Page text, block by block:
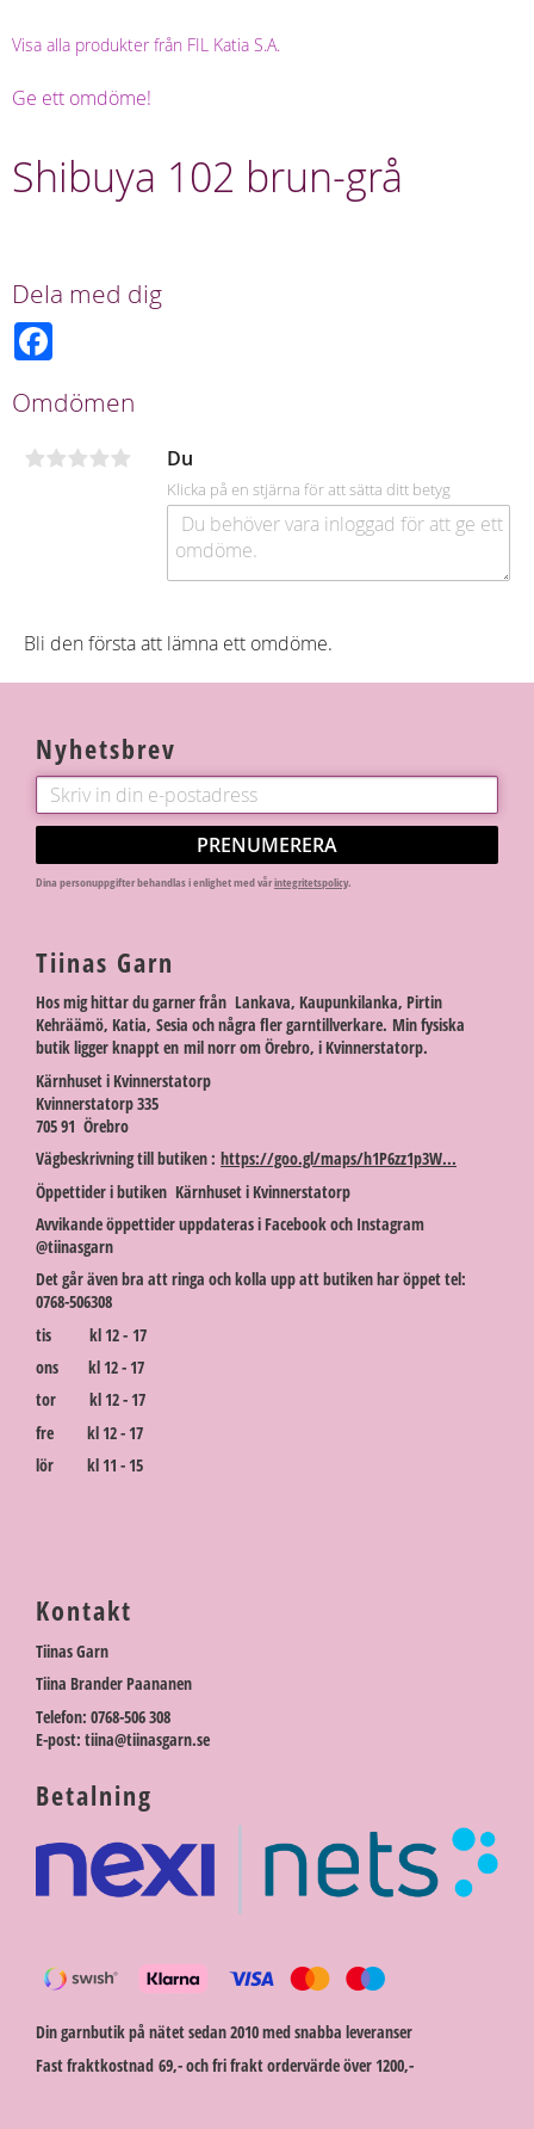
Visa alla produkter från FIL Katia S.A.
Ge ett omdöme!
Shibuya 102 brun-grå
Dela med dig
b
o
k
Omdömen
Du
Klicka på en stjärna för att sätta ditt betyg
Bli den första att lämna ett omdöme.
Nyhetsbrev
PRENUMERERA
Dina personuppgifter behandlas i enlighet med vårintegritetspolicy.
Tiinas Garn
Hos mig hittar du garner från Lankava, Kaupunkilanka, Pirtin
Kehräämö, Katia, Sesia och några fler garntillverkare. Min fysiska
butik ligger knappt en mil norr om Örebro, i Kvinnerstatorp.
Kärnhuset i Kvinnerstatorp
Kvinnerstatorp 335
705 91 Örebro
Vägbeskrivning till butiken : https://goo.gl/maps/h1P6zz1p3W...
Öppettider i butiken Kärnhuset i Kvinnerstatorp
Avvikande öppettider uppdateras i Facebook och Instagram
@tiinasgarn
Det går även bra att ringa och kolla upp att butiken har öppet tel:
0768-506308
tis kl 12 - 17
ons kl 12 - 17
tor kl 12 - 17
fre kl 12 - 17
lör kl 11 - 15
Kontakt
Tiinas Garn
Tiina Brander Paananen
Telefon: 0768-506 308
E-post: tiina@tiinasgarn.se
Betalning
Din garnbutik på nätet sedan 2010 med snabba leveranser
Fast fraktkostnad 69,- och fri frakt ordervärde över 1200,-